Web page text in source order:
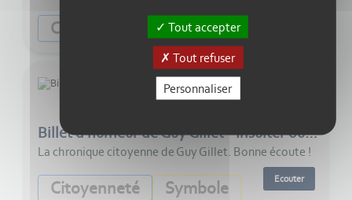
Citoyenneté
Billet d'humeur de Guy Gillet - Insulter ou maltraiter autrui
La chronique citoyenne de Guy Gillet. Bonne écoute !
Citoyenneté
Symbole
Ecouter
Tout accepter
Tout refuser
Personnaliser